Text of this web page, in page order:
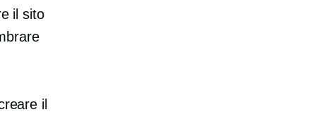
il sito
il